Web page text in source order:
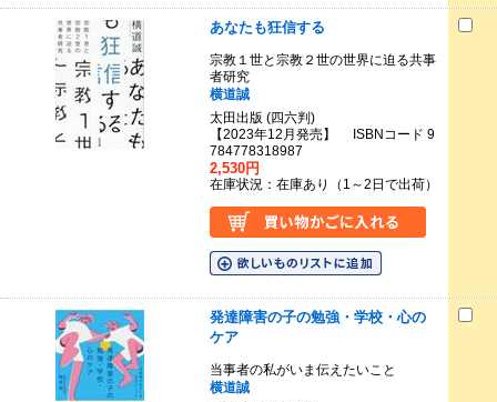
あなたも狂信する
宗教１世と宗教２世の世界に迫る共事
者研究
横道誠
太田出版 (四六判)
【2023年12月発売】 ISBNコード 9
784778318987
2,530円
在庫状況：在庫あり（1～2日で出荷）
発達障害の子の勉強・学校・心の
ケア
当事者の私がいま伝えたいこと
横道誠